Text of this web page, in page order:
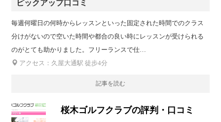
ピックアップ口コミ
毎週何曜日の何時からレッスンといった固定された時間でのクラス
分けがないので空いた時間や都合の良い時にレッスンが受けられる
のがとても助かりました。フリーランスで仕…
アクセス：久屋大通駅 徒步4分
記事を読む
桜木ゴルフクラブの評判・口コミ